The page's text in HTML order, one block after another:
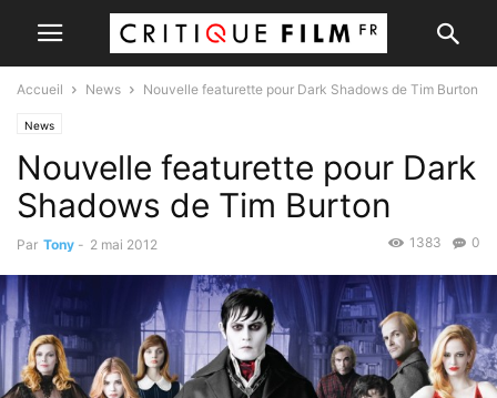
Accueil News Nouvelle featurette pour Dark Shadows de Tim Burton
News
Nouvelle featurette pour Dark
Shadows de Tim Burton
Par Tony - 2 mai 2012 0
1383